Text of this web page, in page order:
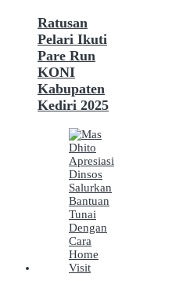
Ratusan
Pelari Ikuti
Pare Run
KONI
Kabupaten
Kediri 2025